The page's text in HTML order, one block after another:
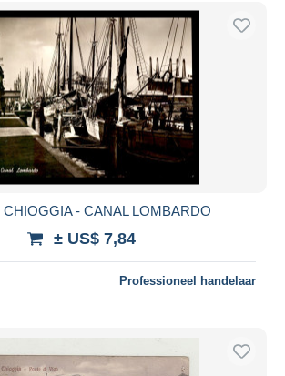
de verkoper
CHIOGGIA - CANAL LOMBARDO
± US$ 7,84
Professioneel handelaar